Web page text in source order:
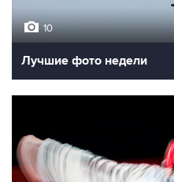
10
Лучшие фото недели